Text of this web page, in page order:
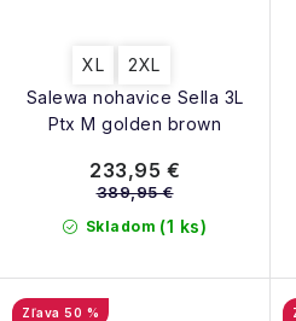
Salewa nohavice Sella 3L
Ptx M golden brown
XL 2XL
Skladom (1 ks)
233,95 €
389,95 €
50 %